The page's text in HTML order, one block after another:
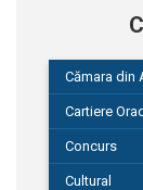
Cămara din
Cartiere
Concurs
Cultural